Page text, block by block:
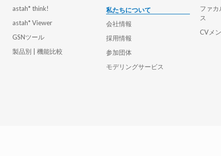
astah* think!
astah* Viewer
GSNツール
製品別 | 機能比較
私たちについて
会社情報
採用情報
参加団体
モデリングサービス
ファカ
ス
CVメ